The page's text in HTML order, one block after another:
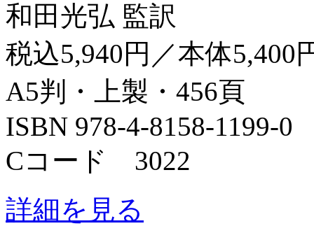
和田光弘 監訳
税込5,940円／本体5,400
A5判・上製・456頁
ISBN 978-4-8158-1199-0
Cコード 3022
詳細を見る